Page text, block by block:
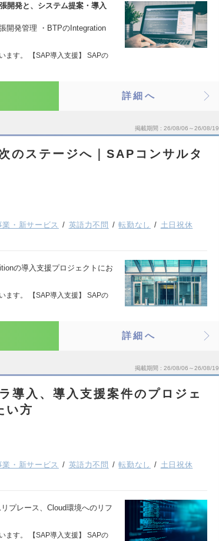
開発と、システム提案・導入
開発管理 ・BTPのIntegration
ます。 【SAP導入支援】 SAPの
詳細へ
掲載期間 26/08/06～26/08/19
のステージへ｜SAPコンサルタ
業・新サービス 英語力不問 転勤なし
土日祝休
の導入支援プロジェクトにお
ます。 【SAP導入支援】 SAPの
詳細へ
掲載期間 26/08/06～26/08/19
導入、導入支援案件のプロジェ
い方
業・新サービス 英語力不問 転勤なし
土日祝休
プレース、Cloud環境へのリフ
ます。 【SAP導入支援】 SAPの